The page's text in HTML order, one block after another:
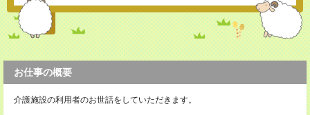
お仕事の概要
介護施設の利用者のお世話をしていただきます。